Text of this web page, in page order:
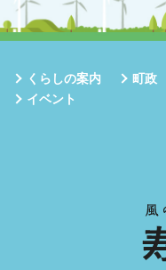
くらしの案内 町政
イベント